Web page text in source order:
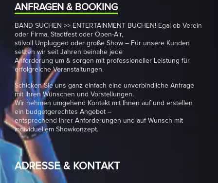
DOWNLOADS
KONTAKT
DATENSCHUTZ
IMPRESSUM
ANFRAGEN & BOOKING
BAND SUCHEN >> ENTERTAINMENT BUCHEN! Egal ob Verein
oder Firma, Stadtfest oder Open-Air,
stilvoll Unplugged oder große Show – Für unsere Kunden
setzen wir seit Jahren beinahe jede
Anforderung um & sorgen mit professioneller Leistung für
erfolgreiche Veranstaltungen.
Schicken Sie uns ganz einfach eine unverbindliche Anfrage
mit ihren Wünschen und Vorstellungen.
Wir nehmen umgehend Kontakt mit Ihnen auf und erstellen
ein budgetgerechtes Angebot –
entsprechend Ihrer Anforderungen und auf Wunsch mit
individuellem Showkonzept.
ADRESSE & KONTAKT